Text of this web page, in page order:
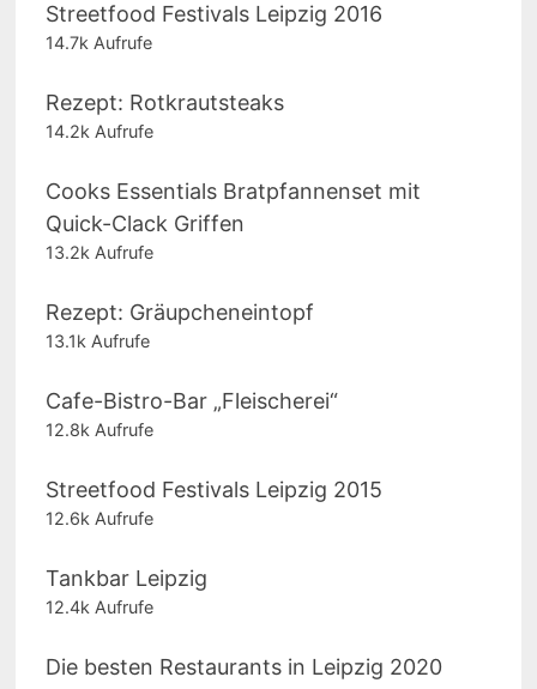
Streetfood Festivals Leipzig 2016
14.7k Aufrufe
Rezept: Rotkrautsteaks
14.2k Aufrufe
Cooks Essentials Bratpfannenset mit
Quick-Clack Griffen
13.2k Aufrufe
Rezept: Gräupcheneintopf
13.1k Aufrufe
Cafe-Bistro-Bar „Fleischerei“
12.8k Aufrufe
Streetfood Festivals Leipzig 2015
12.6k Aufrufe
Tankbar Leipzig
12.4k Aufrufe
Die besten Restaurants in Leipzig 2020